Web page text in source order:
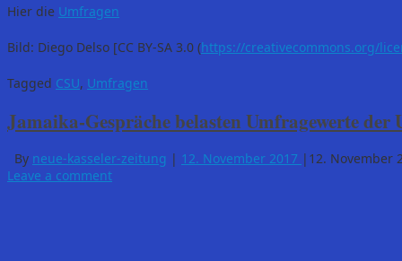
Hier die Umfragen
Bild: Diego Delso [CC BY-SA 3.0 (https://creativecommons.org/
Tagged CSU, Umfragen
Jamaika-Gespräche belasten Umfragewerte der
By neue-kasseler-zeitung | 12. November 2017 | 12. November
Leave a comment